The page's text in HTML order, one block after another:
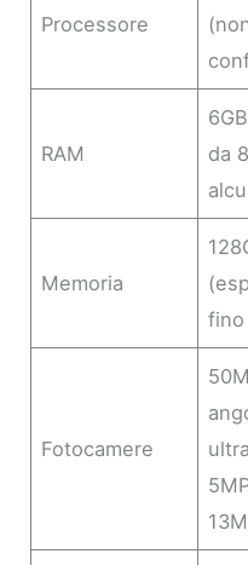
Processore
RAM
da
Memoria
fino
Fotocamere